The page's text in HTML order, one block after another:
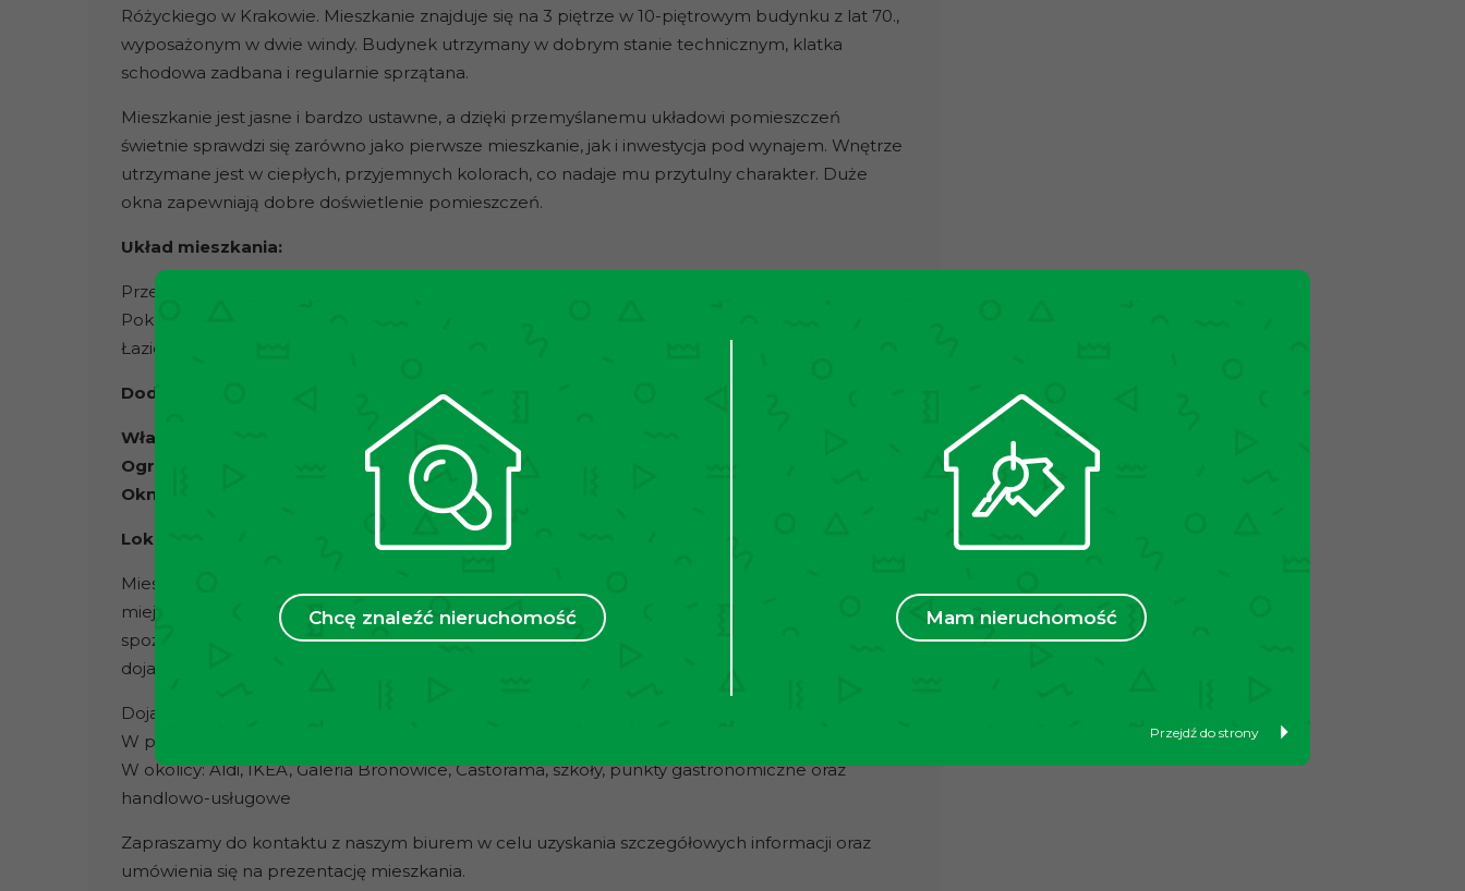
Chcę znaleźć nieruchomość Mam nieruchomość
Przejdź do strony
Różyckiego w Krakowie. Mieszkanie znajduje się na 3 piętrze w 10-piętrowym budynku z lat 70.,
wyposażonym w dwie windy. Budynek utrzymany w dobrym stanie technicznym, klatka
schodowa zadbana i regularnie sprzątana.
Mieszkanie jest jasne i bardzo ustawne, a dzięki przemyślanemu układowi pomieszczeń
świetnie sprawdzi się zarówno jako pierwsze mieszkanie, jak i inwestycja pod wynajem. Wnętrze
utrzymane jest w ciepłych, przyjemnych kolorach, co nadaje mu przytulny charakter. Duże
okna zapewniają dobre doświetlenie pomieszczeń.
Układ mieszkania:
Przedpokój z aneksem kuchennym
Pokój dzienny
Łazienka z WC
Dodatkowe informacje:
Własność
Ogrzewanie
Okna
Lokalizacja:
Mieszkanie znajduje się w doskonałej lokalizacji, z bardzo dobrym dostępem do komunikacji
miejskiej oraz pełnej infrastruktury handlowo-usługowej. W pobliżu znajdują się sklepy
spożywcze, restauracje, szkoły, punkty usługowe oraz liczne tereny zielone i rekreacyjne. Szybki
dojazd do centrum Krakowa oraz dogodny wyjazd w kierunku obwodnicy miasta.
Dojazd do centrum Krakowa zajmuje około 15 komunikacją miejską
W pobliżu pętla autobusowa oraz stacja kolejowa Kraków Łobzów
W okolicy: Aldi, IKEA, Galeria Bronowice, Castorama, szkoły, punkty gastronomiczne oraz
handlowo-usługowe
Zapraszamy do kontaktu z naszym biurem w celu uzyskania szczegółowych informacji oraz
umówienia się na prezentację mieszkania.